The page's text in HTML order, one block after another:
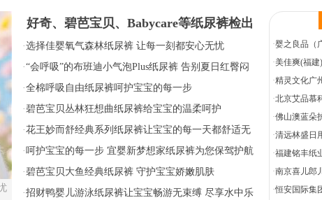
·婴之良品（
·美佳爽(福
·精灵文化广
·北京艾品慕
·佛山澳蓝朵
·清远林盛日
·福建铭丰纸
·南京喜儿郎
裤)
·恒安国际集
好奇、碧芭宝贝、Babycare等纸尿裤检出
有毒物质甲酰胺
·选择佳婴氧气森林纸尿裤 让每一刻都安心无忧
·“会呼吸”的布班迪小气泡Plus纸尿裤 告别夏日红臀闷
潮
·全棉呼吸自由纸尿裤呵护宝宝的每一步
·碧芭宝贝丛林狂想曲纸尿裤给宝宝的温柔呵护
·花王妙而舒经典系列纸尿裤让宝宝的每一天都舒适无
忧
·呵护宝宝的每一步 宜婴新梦想家纸尿裤为您保驾护航
·碧芭宝贝大鱼经典纸尿裤 守护宝宝娇嫩肌肤
·招财鸭婴儿游泳纸尿裤让宝宝畅游无束缚 尽享水中乐